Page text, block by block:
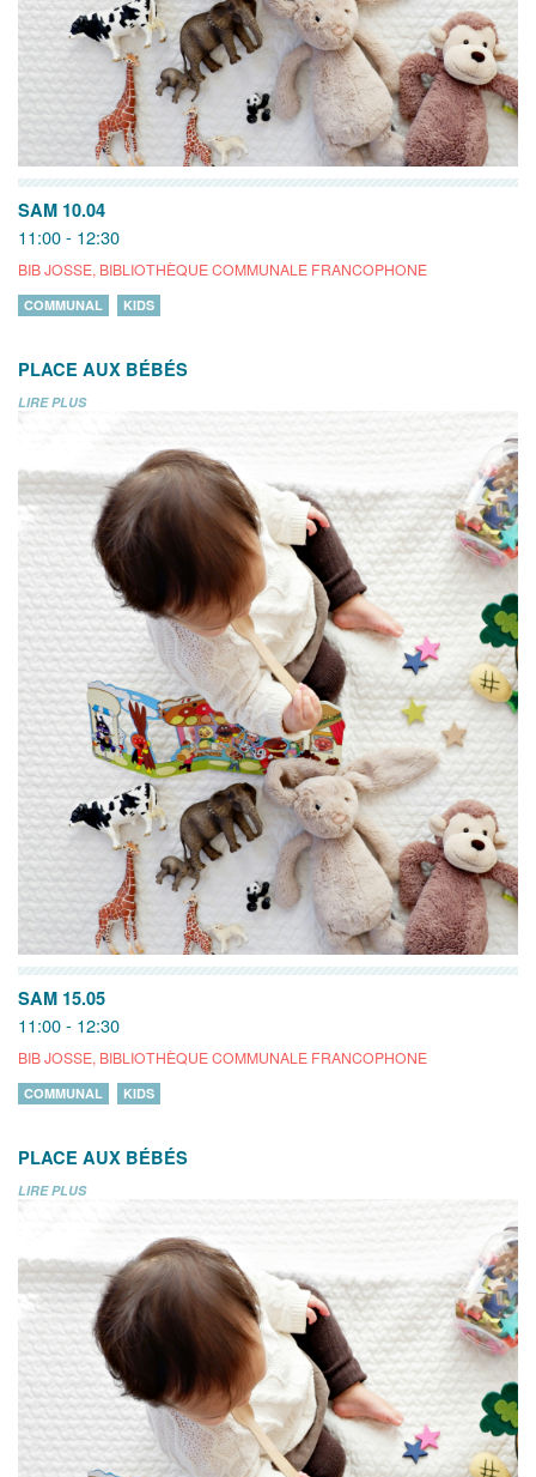
SAM 10.04
11:00 - 12:30
BIB JOSSE, BIBLIOTHÈQUE COMMUNALE FRANCOPHONE
COMMUNAL KIDS
PLACE AUX BÉBÉS
LIRE PLUS
SAM 15.05
11:00 - 12:30
BIB JOSSE, BIBLIOTHÈQUE COMMUNALE FRANCOPHONE
COMMUNAL KIDS
PLACE AUX BÉBÉS
LIRE PLUS